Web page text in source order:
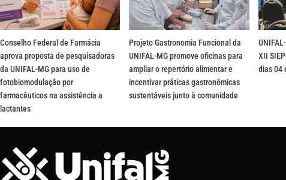
Conselho Federal de Farmácia
aprova proposta de pesquisadoras
da UNIFAL-MG para uso de
fotobiomodulação por
farmacêuticos na assistência a
lactantes
Projeto Gastronomia Funcional da
UNIFAL-MG promove oficinas para
ampliar o repertório alimentar e
incentivar práticas gastronômicas
sustentáveis junto à comunidade
XII
dias 04